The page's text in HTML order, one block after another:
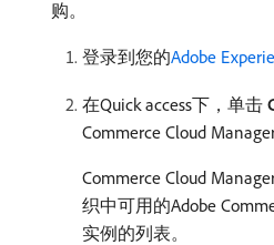
购。
登录到您的Adobe
在Quick access下，单击​
Commerce Cloud Manager
Commerce Cloud
织中可用的Adobe
实例的列表。